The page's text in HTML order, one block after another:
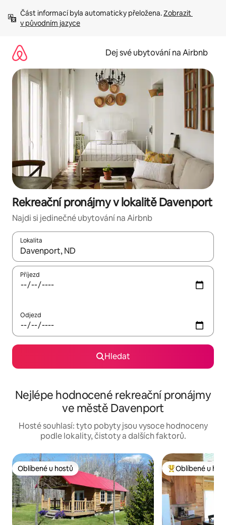
obsah
Část informací byla automaticky přeložena. Zobrazit
v původním jazyce
Dej své ubytování na Airbnb
Rekreační pronájmy v lokalitě Davenport
Najdi si jedinečné ubytování na Airbnb
Lokalita
Až budou výsledky k dispozici, můžeš si je procházet pomocí
Příjezd
Odjezd
Hledat
Nejlépe hodnocené rekreační pronájmy
ve městě Davenport
Hosté souhlasí: tyto pobyty jsou vysoce hodnoceny
podle lokality, čistoty a dalších faktorů.
Oblíbené u hostů
Oblíbené u hostů Nejlepší v
Oblíbené u